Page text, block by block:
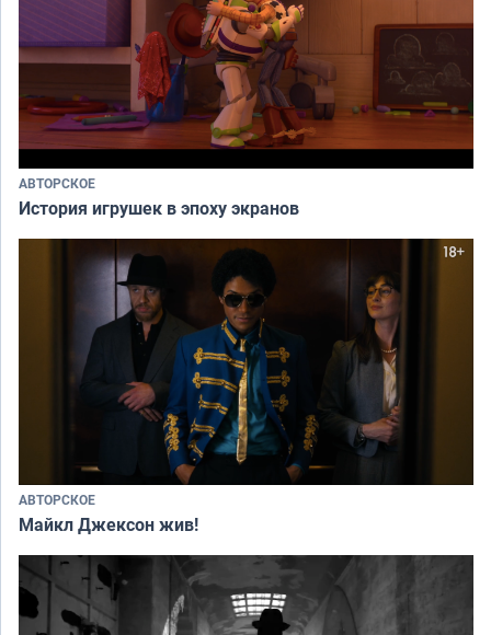
АВТОРСКОЕ
История игрушек в эпоху экранов
АВТОРСКОЕ
Майкл Джексон жив!